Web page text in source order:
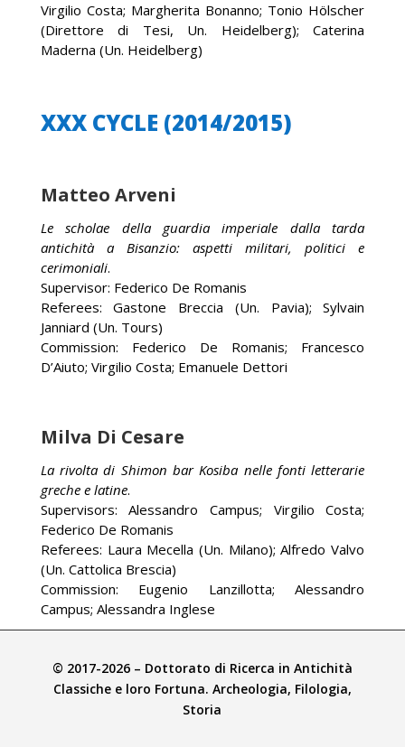
Virgilio Costa; Margherita Bonanno; Tonio Hölscher
(Direttore di Tesi, Un. Heidelberg); Caterina
Maderna (Un. Heidelberg)
XXX CYCLE (2014/2015)
Matteo Arveni
Le scholae della guardia imperiale dalla tarda
antichità a Bisanzio: aspetti militari, politici e
cerimoniali.
Supervisor: Federico De Romanis
Referees: Gastone Breccia (Un. Pavia); Sylvain
Janniard (Un. Tours)
Commission: Federico De Romanis; Francesco
D’Aiuto; Virgilio Costa; Emanuele Dettori
Milva Di Cesare
La rivolta di Shimon bar Kosiba nelle fonti letterarie
greche e latine.
Supervisors: Alessandro Campus; Virgilio Costa;
Federico De Romanis
Referees: Laura Mecella (Un. Milano); Alfredo Valvo
(Un. Cattolica Brescia)
Commission: Eugenio Lanzillotta; Alessandro
Campus; Alessandra Inglese
Ivan Gargano
Viminacium nella tarda antichità. Caratteristiche del
© 2017-2026 – Dottorato di Ricerca in Antichità
Classiche e loro Fortuna. Archeologia, Filologia,
Storia